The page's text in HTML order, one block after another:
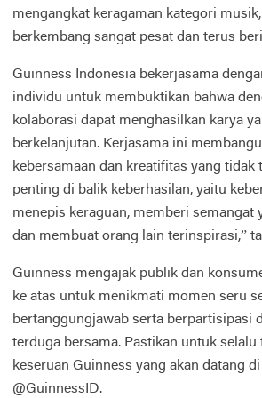
mengangkat keragaman kategori
berkembang sangat pesat dan terus
Guinness Indonesia bekerjasama
individu untuk membuktikan bahwa
kolaborasi dapat menghasilkan karya
berkelanjutan. Kerjasama ini
kebersamaan dan kreatifitas yang tidak
penting di balik keberhasilan, yaitu
menepis keraguan, memberi semangat
dan membuat orang lain terinspirasi,”
Guinness mengajak publik dan
ke atas untuk menikmati momen seru
bertanggungjawab serta berpartisipasi
terduga bersama. Pastikan untuk selalu
keseruan Guinness yang akan datang
@GuinnessID.